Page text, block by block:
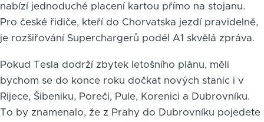
nabízí jednoduché placení kartou přímo na stojanu.
Pro české řidiče, kteří do Chorvatska jezdí pravidelně,
je rozšiřování Superchargerů podél A1 skvělá zpráva.
Pokud Tesla dodrží zbytek letošního plánu, měli
bychom se do konce roku dočkat nových stanic i v
Rijece, Šibeniku, Poreči, Pule, Korenici a Dubrovníku.
To by znamenalo, že z Prahy do Dubrovníku pojedete